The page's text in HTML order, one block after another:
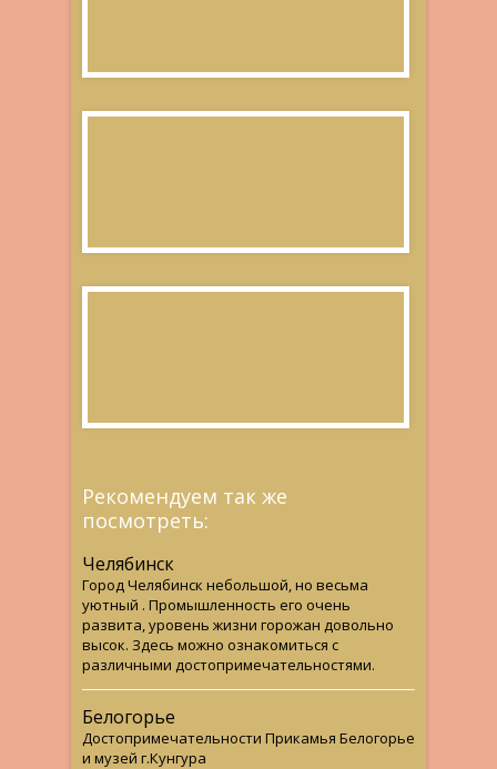
Рекомендуем так же
посмотреть:
Челябинск
Город Челябинск небольшой, но весьма
уютный . Промышленность его очень
развита, уровень жизни горожан довольно
высок. Здесь можно ознакомиться с
различными достопримечательностями.
Белогорье
Достопримечательности Прикамья Белогорье
и музей г.Кунгура